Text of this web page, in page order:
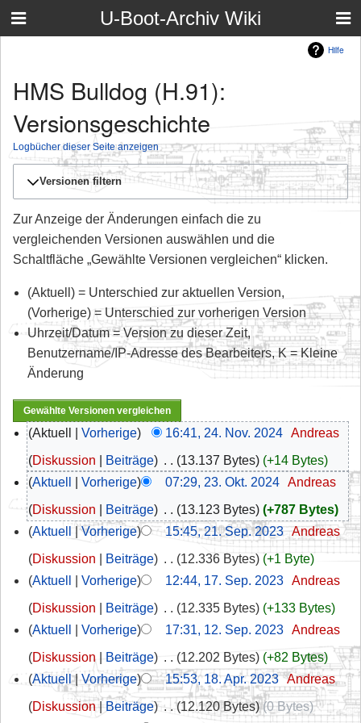
U-Boot-Archiv Wiki
Hilfe
HMS Bulldog (H.91):
Versionsgeschichte
Logbücher dieser Seite anzeigen
Versionen filtern
Zur Anzeige der Änderungen einfach die zu
vergleichenden Versionen auswählen und die
Schaltfläche „Gewählte Versionen vergleichen“ klicken.
(Aktuell) = Unterschied zur aktuellen Version,
(Vorherige) = Unterschied zur vorherigen Version
Uhrzeit/Datum = Version zu dieser Zeit,
Benutzername/IP-Adresse des Bearbeiters, K = Kleine
Änderung
Aktuell Vorherige 16:41, 24. Nov. 2024‎ Andreas
Diskussion
Beiträge 13.137 Bytes
+14 Bytes
Aktuell
Vorherige 07:29, 23. Okt. 2024‎ Andreas
Diskussion
Beiträge 13.123 Bytes
+787 Bytes
Aktuell
Vorherige 15:45, 21. Sep. 2023‎ Andreas
Diskussion
Beiträge 12.336 Bytes
+1 Byte
Aktuell
Vorherige 12:44, 17. Sep. 2023‎ Andreas
Diskussion
Beiträge 12.335 Bytes
+133 Bytes
Aktuell
Vorherige 17:31, 12. Sep. 2023‎ Andreas
Diskussion
Beiträge 12.202 Bytes
+82 Bytes
Aktuell
Vorherige 15:53, 18. Apr. 2023‎ Andreas
Diskussion
Beiträge ‎ 12.120 Bytes
0 Bytes